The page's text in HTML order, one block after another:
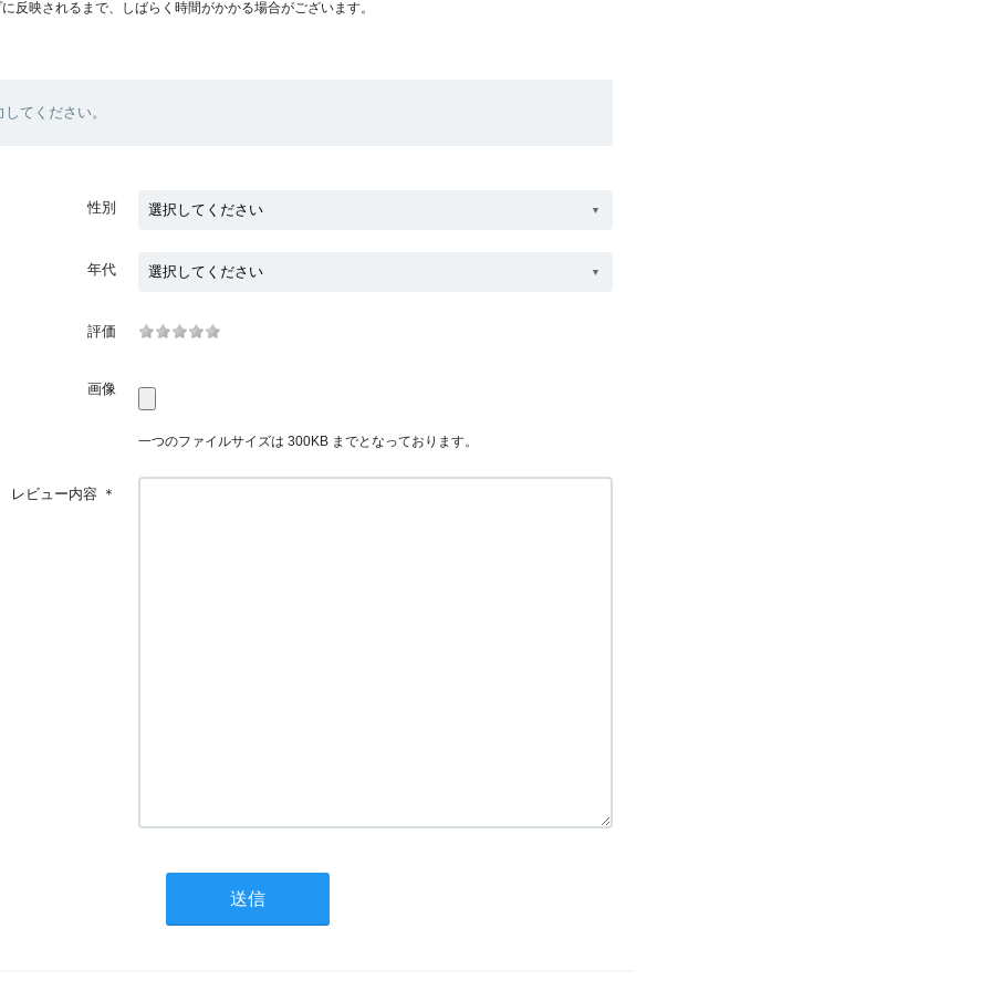
反映されるまで、しばらく時間がかかる場合がございます。
てください。
性別
年代
評価
画像
一つのファイルサイズは 300KB までとなっております。
レビュー内容 ＊